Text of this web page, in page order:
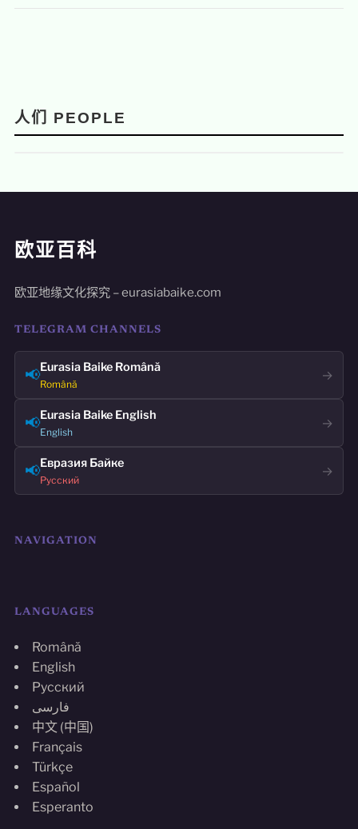
人们 PEOPLE
欧亚百科
欧亚地缘文化探究 – eurasiabaike.com
TELEGRAM CHANNELS
📢Eurasia Baike Română
Română
→
📢Eurasia Baike English
English
→
📢Евразия Байке
Русский
→
NAVIGATION
LANGUAGES
Română
English
Русский
فارسی
中文 (中国)
Français
Türkçe
Español
Esperanto